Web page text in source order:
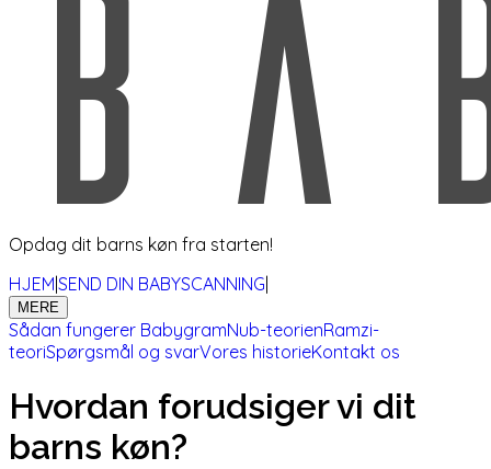
Opdag dit barns køn fra starten!
HJEM|SEND DIN BABYSCANNING|
MERE
Sådan fungerer BabygramNub-teorienRamzi-
teoriSpørgsmål og svarVores historieKontakt os
Hvordan forudsiger vi dit
barns køn?